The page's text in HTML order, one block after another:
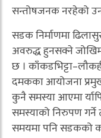
सन्तोषजनक नरहेको
सडक निर्माणमा
अवरुद्ध हुनसक्ने
छ ।
दमकका आयोजना प्रमुख
कुनै समस्या आएमा
समस्याको निरुपण गर्ने
समयमा पनि सडकको